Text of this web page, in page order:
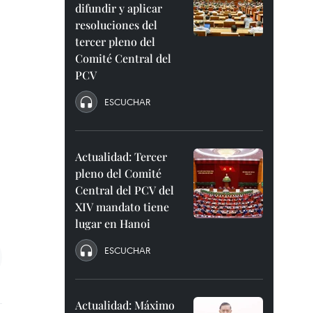
difundir y aplicar
resoluciones del
tercer pleno del
Comité Central del
PCV
ESCUCHAR
Actualidad: Tercer
pleno del Comité
Central del PCV del
XIV mandato tiene
lugar en Hanoi
ESCUCHAR
Actualidad: Máximo